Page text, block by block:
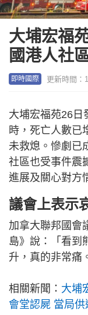
大埔宏福
國港人社
即時國際 更新時間：
大埔宏福苑26日
時，死亡人數已
未救熄。慘劇已
社區也受事件震
進展及關心對方
議會上表示
加拿大聯邦國會
島》說：「看到
升，真的非常痛
相關新聞： 大埔
會堂認屍 當局